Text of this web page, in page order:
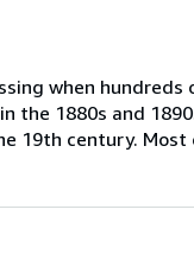
when
the 1880s and
19th century.